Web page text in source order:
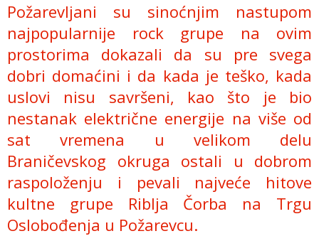
Požarevljani su sinoćnjim nastupom
najpopularnije rock grupe na ovim
prostorima dokazali da su pre svega
dobri domaćini i da kada je teško, kada
uslovi nisu savršeni, kao što je bio
nestanak električne energije na više od
sat vremena u velikom delu
Braničevskog okruga ostali u dobrom
raspoloženju i pevali najveće hitove
kultne grupe Riblja Čorba na Trgu
Oslobođenja u Požarevcu.